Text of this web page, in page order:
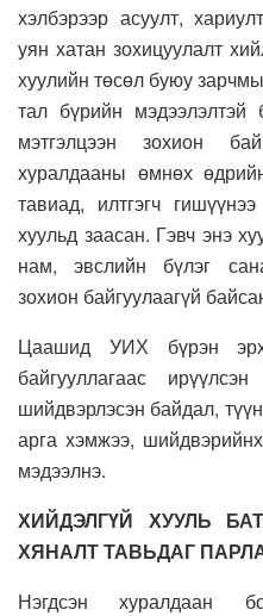
хэлбэрээр асуулт,
уян хатан зохицуулалт
хуулийн төсөл буюу
тал бүрийн
мэтгэлцээн зохион
хуралдааны өмнөх
тавиад, илтгэгч
хуульд заасан. Гэвч энэ
нам, эвслийн бүлэг
зохион байгуулаагүй
Цаашид УИХ бүрэн
байгууллагаас
шийдвэрлэсэн байдал,
арга хэмжээ,
мэдээлнэ.
ХИЙДЭЛГҮЙ ХУУЛЬ
ХЯНАЛТ ТАВЬДАГ
Нэгдсэн хуралдаан